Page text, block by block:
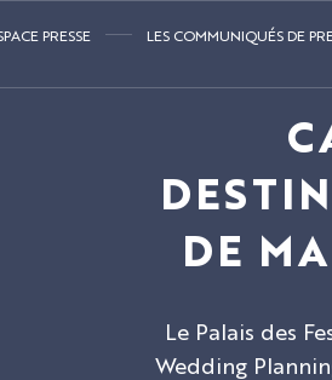
PRESSE LES COMMUNIQUÉS DE
DE
Le Palais des
Wedding